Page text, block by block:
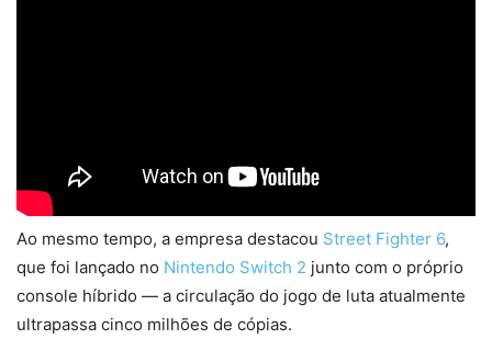
Ao mesmo tempo, a empresa destacou Street Fighter 6,
que foi lançado no Nintendo Switch 2 junto com o próprio
console híbrido — a circulação do jogo de luta atualmente
ultrapassa cinco milhões de cópias.